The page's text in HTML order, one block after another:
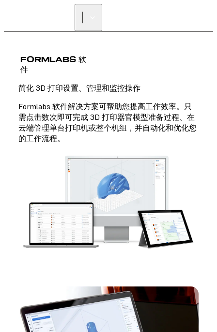
FORMLABS 软
件
简化 3D 打印设置、管理和监控操作
Formlabs 软件解决方案可帮助您提高工作效率。只
需点击数次即可完成 3D 打印器官模型准备过程、在
云端管理单台打印机或整个机组，并自动化和优化您
的工作流程。